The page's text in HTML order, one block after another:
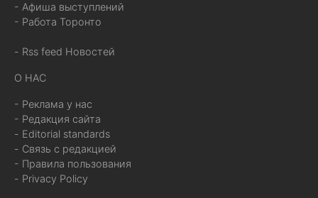
- Афиша выступлений
- Работа Торонто
- Rss feed Новостей
О НАС
- Реклама у нас
- Редакция сайта
- Editorial standards
- Связь с редакцией
- Правила пользования
- Privacy Policy